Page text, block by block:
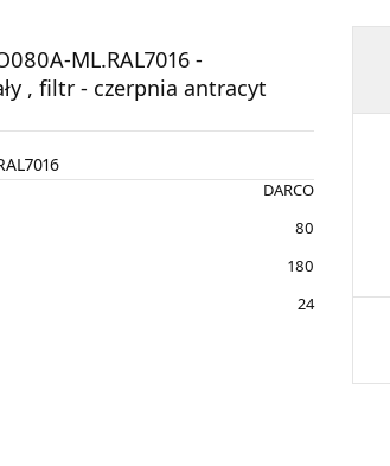
ML.RAL7016 -
, filtr - czerpnia antracyt
DARCO
80
180
24